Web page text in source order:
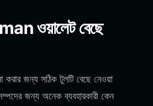
ওয়ালেট বেছে
জন্য সঠিক টুলটি বেছে নেওয়া
জন্য অনেক ব্যবহারকারী কেন